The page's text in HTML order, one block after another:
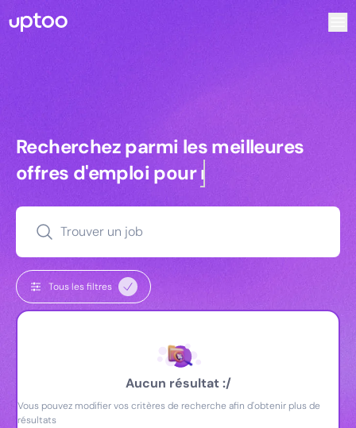
Recherchez parmi les meilleures
Recherchez parmi les meilleures
offres d'emploi pourmanagers
Trouver un job
Tous les filtres
Aucun résultat :/
Vous pouvez modifier vos critères de recherche afin d'obtenir plus de
résultats